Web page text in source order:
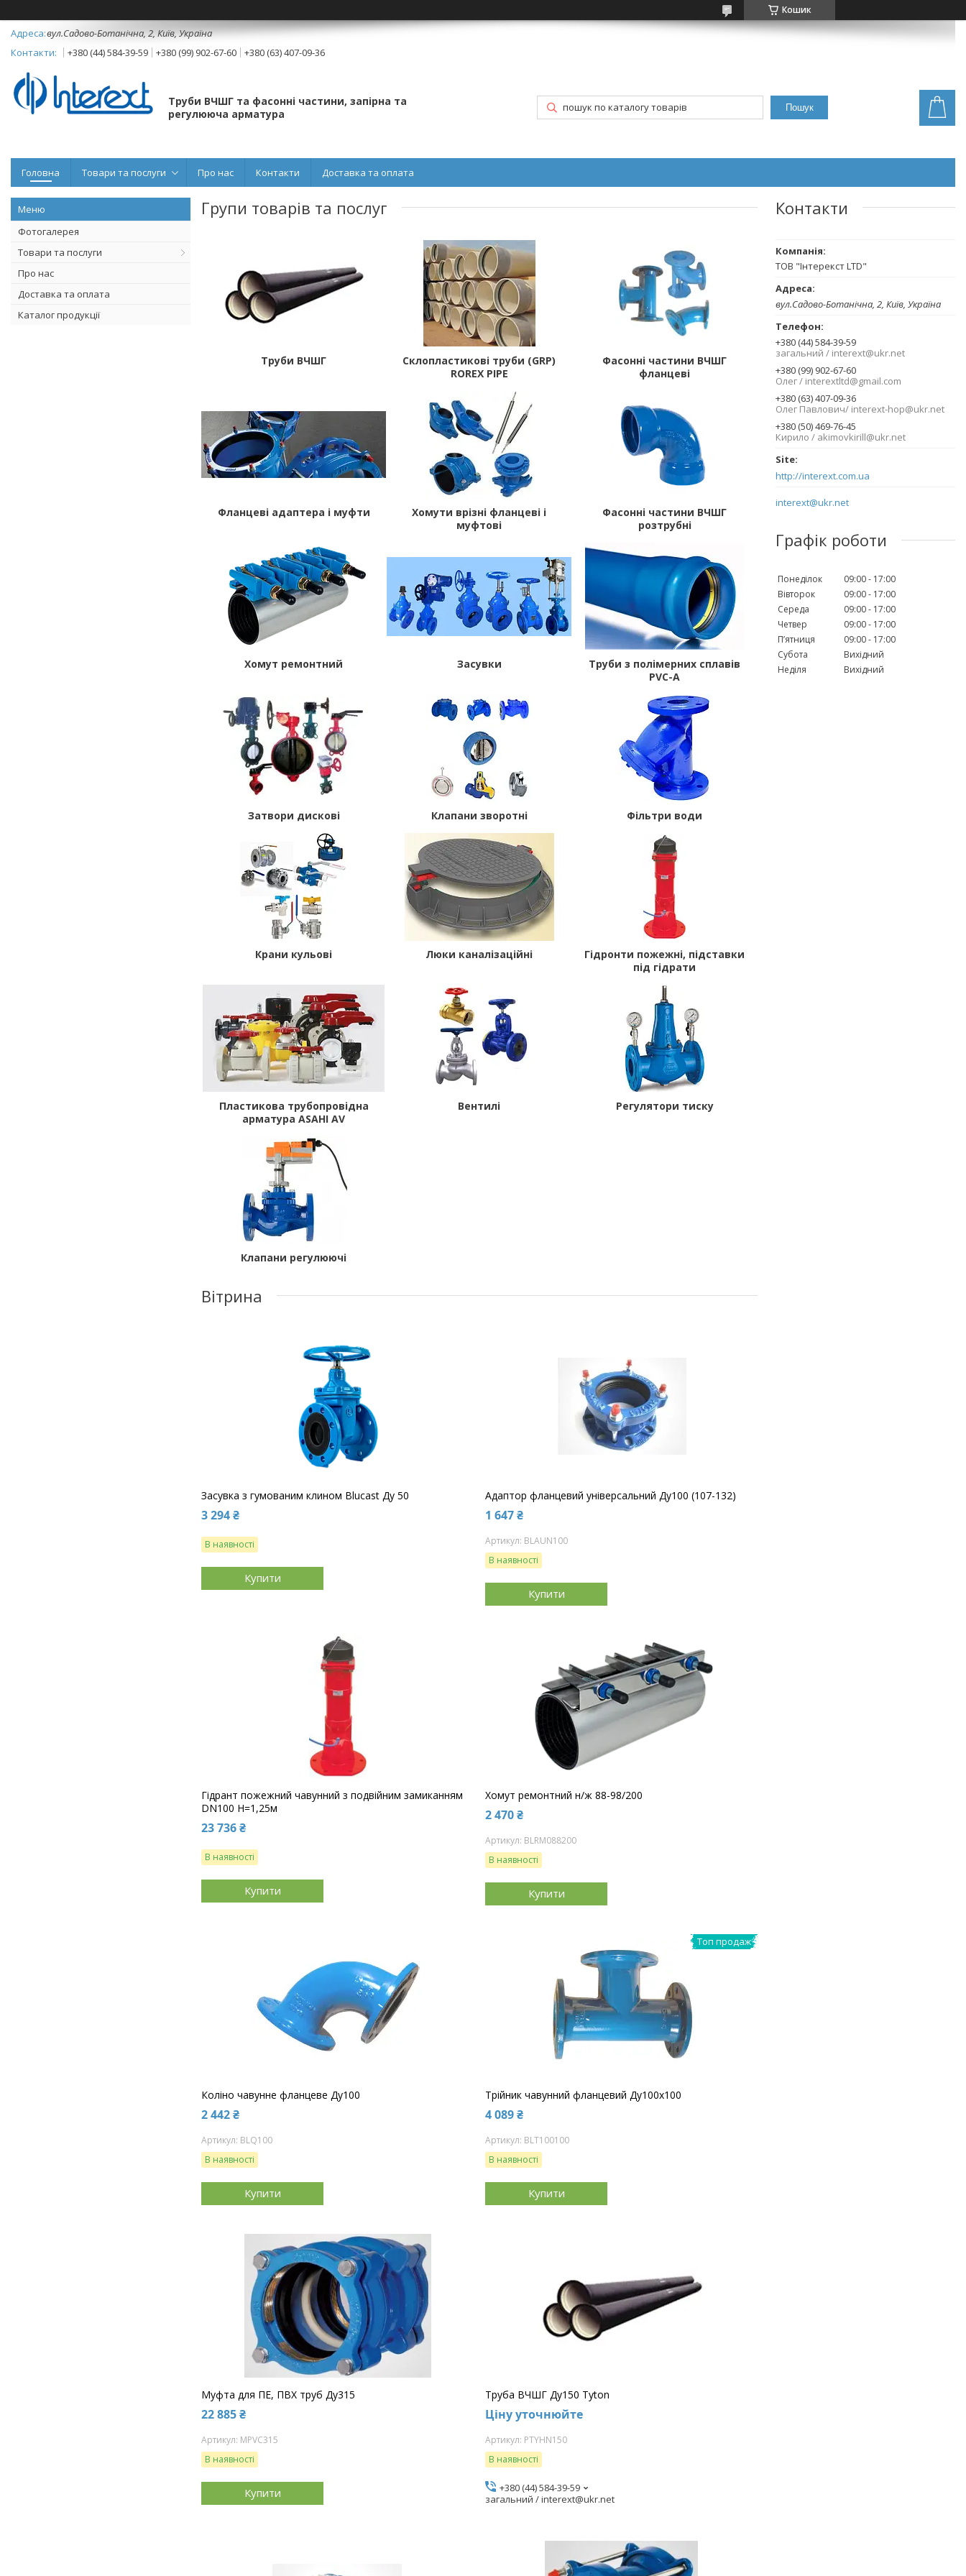
Кошик
вул.Садово-Ботанічна, 2, Київ, Україна
+380 (44) 584-39-59
+380 (99) 902-67-60 +380 (63) 407-09-36
Труби ВЧШГ та фасонні частини, запірна та
регулююча арматура
Пошук
Головна Товари та послуги Про нас Контакти Доставка та оплата
Фотогалерея
Товари та послуги
Про нас
Доставка та оплата
Каталог продукції
Групи товарів та послуг
Труби ВЧШГ
Склопластикові труби (GRP)
ROREX PIPE
Фасонні частини ВЧШГ
фланцеві
Фланцеві адаптера і муфти
Хомути врізні фланцеві і
муфтові
Фасонні частини ВЧШГ
розтрубні
Хомут ремонтний Засувки
Труби з полімерних сплавів
PVC-A
Затвори дискові Клапани зворотні Фільтри води
Крани кульові Люки каналізаційні
Гідронти пожежні, підставки
під гідрати
Пластикова трубопровідна
арматура ASAHI AV
Вентилі Регулятори тиску
Клапани регулюючі
Вітрина
Засувка з гумованим клином Blucast Ду 50
3 294 ₴
В наявності
Купити
Адаптор фланцевий універсальний Ду100 (107-132)
1 647 ₴
BLAUN100
В наявності
Купити
Гідрант пожежний чавунний з подвійним замиканням
DN100 H=1,25м
23 736 ₴
В наявності
Купити
Хомут ремонтний н/ж 88-98/200
2 470 ₴
BLRM088200
В наявності
Купити
Коліно чавунне фланцеве Ду100
2 442 ₴
BLQ100
В наявності
Купити
Топ продаж
Трійник чавунний фланцевий Ду100х100
4 089 ₴
BLТ100100
В наявності
Купити
Муфта для ПЕ, ПВХ труб Ду315
22 885 ₴
MPVC315
В наявності
Купити
Труба ВЧШГ Ду150 Tyton
Ціну уточнюйте
PTYHN150
В наявності
+380 (44) 584-39-59
загальний / interext@ukr.net
Контакти
ТОВ "Інтерекст LTD"
вул.Садово-Ботанічна, 2, Київ, Україна
+380 (44) 584-39-59
загальний / interext@ukr.net
+380 (99) 902-67-60
Олег / interextltd@gmail.com
+380 (63) 407-09-36
Олег Павлович/ interext-hop@ukr.net
+380 (50) 469-76-45
Кирило / akimovkirill@ukr.net
http://interext.com.ua
interext@ukr.net
Графік роботи
Понеділок 09:00
17:00
Вівторок
09:00
17:00
Середа
09:00
17:00
Четвер
09:00
17:00
Пʼятниця
09:00
17:00
Субота
Вихідний
Неділя
Вихідний